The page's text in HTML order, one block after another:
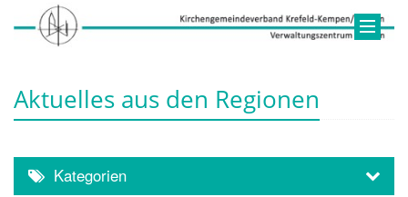
Aktuelles aus den Regionen
Kategorien